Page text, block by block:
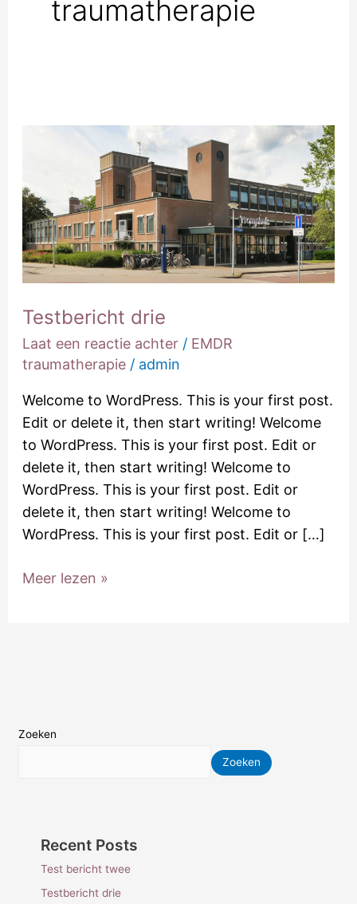
traumatherapie
Testbericht drie
Laat een reactie achter / EMDR
traumatherapie/ admin
Welcome to WordPress. This is your first post.
Edit or delete it, then start writing! Welcome
to WordPress. This is your first post. Edit or
delete it, then start writing! Welcome to
WordPress. This is your first post. Edit or
delete it, then start writing! Welcome to
WordPress. This is your first post. Edit or […]
Meer lezen »
Zoeken
Zoeken
Recent Posts
Test bericht twee
Testbericht drie